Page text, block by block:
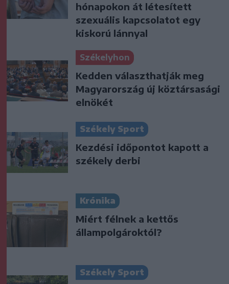
hónapokon át létesített
szexuális kapcsolatot egy
kiskorú lánnyal
Székelyhon
Kedden választhatják meg
Magyarország új köztársasági
elnökét
Székely Sport
Kezdési időpontot kapott a
székely derbi
Krónika
Miért félnek a kettős
állampolgároktól?
Székely Sport